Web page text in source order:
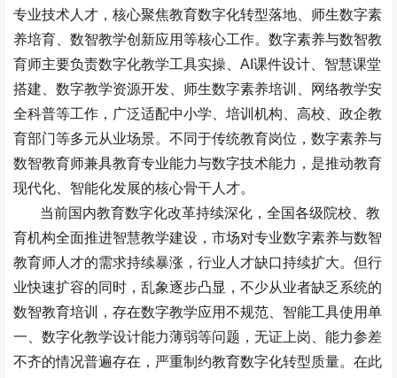
专业技术人才，核心聚焦教育数字化转型落地、师生数字素
养培育、数智教学创新应用等核心工作。数字素养与数智教
育师主要负责数字化教学工具实操、AI课件设计、智慧课堂
搭建、数字教学资源开发、师生数字素养培训、网络教学安
全科普等工作，广泛适配中小学、培训机构、高校、政企教
育部门等多元从业场景。不同于传统教育岗位，数字素养与
数智教育师兼具教育专业能力与数字技术能力，是推动教育
现代化、智能化发展的核心骨干人才。
当前国内教育数字化改革持续深化，全国各级院校、教
育机构全面推进智慧教学建设，市场对专业数字素养与数智
教育师人才的需求持续暴涨，行业人才缺口持续扩大。但行
业快速扩容的同时，乱象逐步凸显，不少从业者缺乏系统的
数智教育培训，存在数字教学应用不规范、智能工具使用单
一、数字化教学设计能力薄弱等问题，无证上岗、能力参差
不齐的情况普遍存在，严重制约教育数字化转型质量。在此